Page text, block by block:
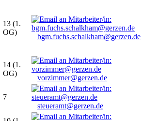
13 (1.
OG)
bgm.fuchs.schalkham@gerzen.de
14 (1.
OG)
vorzimmer@gerzen.de
7
steueramt@gerzen.de